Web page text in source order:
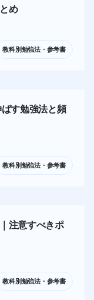
め
教科別勉強法・参考書
す勉強法と頻
教科別勉強法・参考書
注意すべきポ
教科別勉強法・参考書